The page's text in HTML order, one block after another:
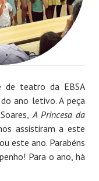
de teatro da EBSA
ano letivo. A peça
A Princesa da
assistiram a este
este ano. Parabéns
Para o ano, há